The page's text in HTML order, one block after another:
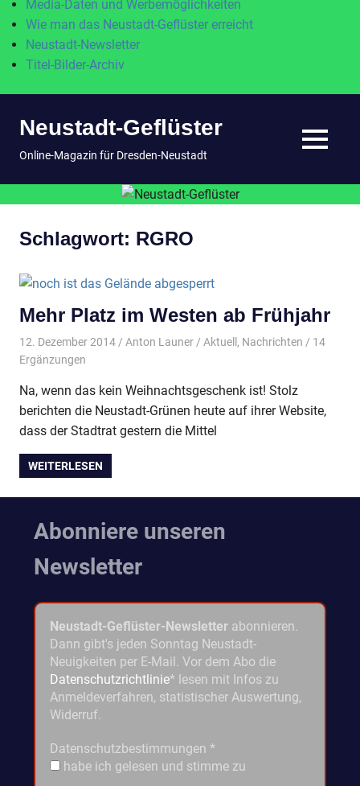
Media-Daten und Werbemöglichkeiten
Wie man das Neustadt-Geflüster erreicht
Neustadt-Newsletter
Titel-Bilder-Archiv
InhaltNeustadt-Geflüster
Online-Magazin für Dresden-Neustadt MENÜ
Schlagwort: RGRO
Mehr Platz im Westen ab Frühjahr
12. Dezember 2014 Anton Launer Aktuell , Nachrichten / 14
Ergänzungen
Na, wenn das kein Weihnachtsgeschenk ist! Stolz
berichten die Neustadt-Grünen heute auf ihrer Website,
dass der Stadtrat gestern die Mittel
WEITERLESEN
Abonniere unseren
Newsletter
Neustadt-Geflüster-Newsletter abonnieren.
Dann gibt's jeden Sonntag Neustadt-
Neuigkeiten per E-Mail. Vor dem Abo die
Datenschutzrichtlinie* lesen mit Infos zu
Anmeldeverfahren, statistischer Auswertung,
Widerruf.
Datenschutzbestimmungen *
habe ich gelesen und stimme zu